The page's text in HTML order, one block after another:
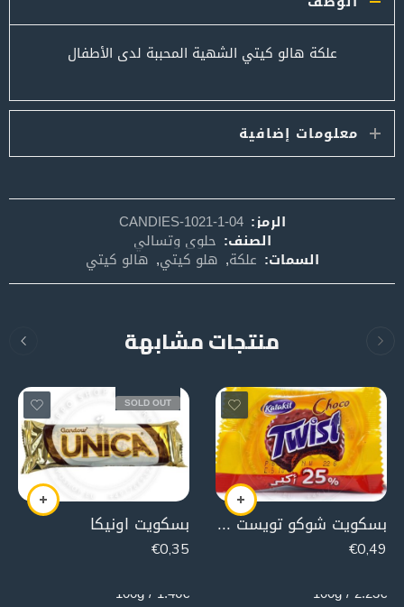
علكة هالو كيتي الشهية المحببة لدى الأطفال
معلومات إضافية
الرمز: CANDIES-1021-1-04
الصنف: حلوى وتسالي
السمات: علكة, هلو كيتي, هالو كيتي
منتجات مشابهة
بسكويت شوكو تويست أصفر
€0,49
2.23€ / 100g
SOLD OUT
بسكويت اونيكا
€0,35
1.46€ / 100g